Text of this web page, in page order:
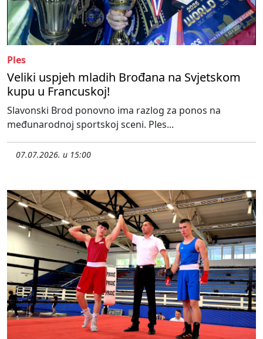
Ples
Veliki uspjeh mladih Brođana na Svjetskom
kupu u Francuskoj!
Slavonski Brod ponovno ima razlog za ponos na
međunarodnoj sportskoj sceni. Ples...
07.07.2026. u 15:00